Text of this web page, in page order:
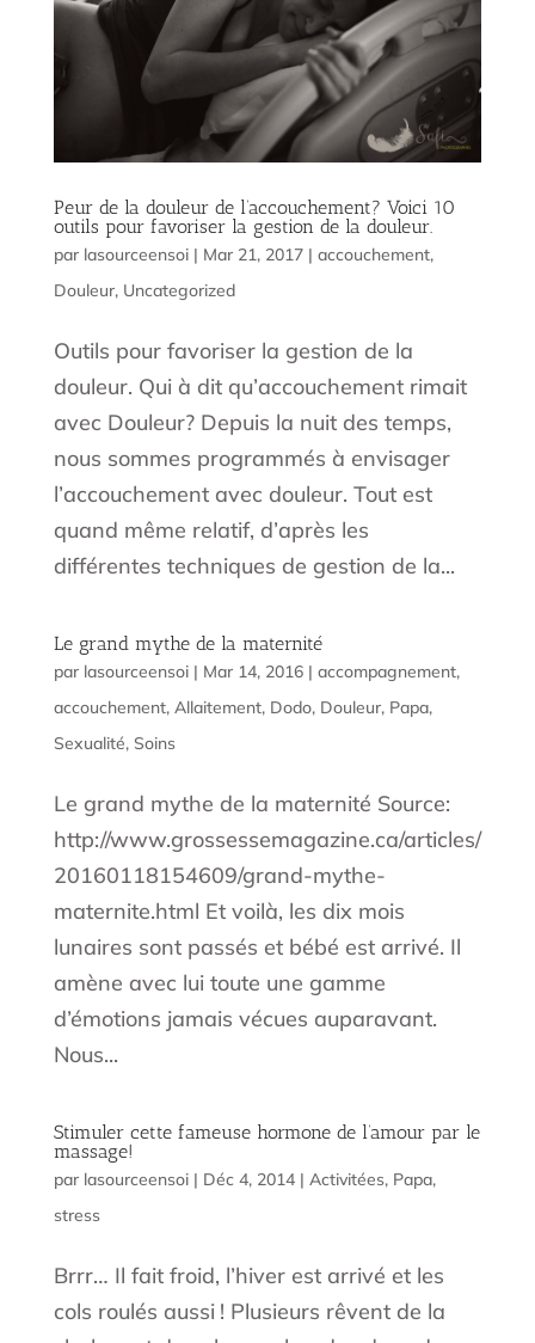
Peur de la douleur de l’accouchement? Voici 10
outils pour favoriser la gestion de la douleur.
par lasourceensoi| Mar 21, 2017| accouchement,
Douleur, Uncategorized
Outils pour favoriser la gestion de la
douleur. Qui à dit qu’accouchement rimait
avec Douleur? Depuis la nuit des temps,
nous sommes programmés à envisager
l’accouchement avec douleur. Tout est
quand même relatif, d’après les
différentes techniques de gestion de la...
Le grand mythe de la maternité
par lasourceensoi| Mar 14, 2016| accompagnement,
accouchement, Allaitement, Dodo, Douleur, Papa,
Sexualité, Soins
Le grand mythe de la maternité Source:
http://www.grossessemagazine.ca/articles/
20160118154609/grand-mythe-
maternite.html Et voilà, les dix mois
lunaires sont passés et bébé est arrivé. Il
amène avec lui toute une gamme
d’émotions jamais vécues auparavant.
Nous...
Stimuler cette fameuse hormone de l’amour par le
massage!
par lasourceensoi| Déc 4, 2014| Activitées, Papa,
stress
Brrr… Il fait froid, l’hiver est arrivé et les
cols roulés aussi ! Plusieurs rêvent de la